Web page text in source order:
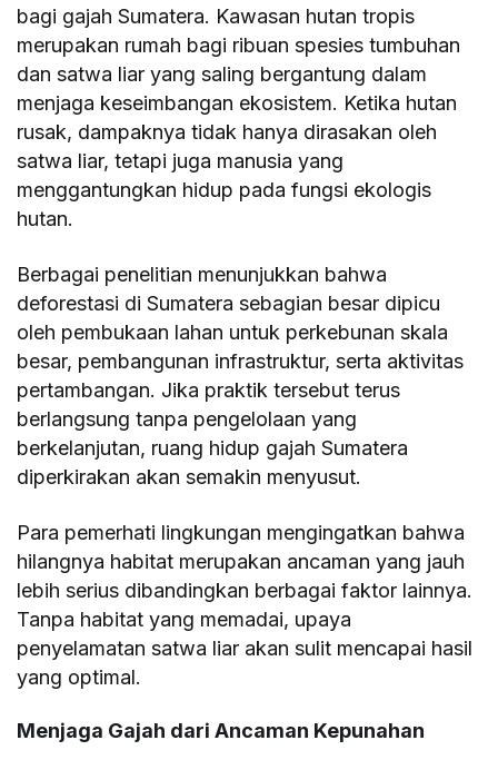
bagi gajah Sumatera. Kawasan hutan tropis
merupakan rumah bagi ribuan spesies tumbuhan
dan satwa liar yang saling bergantung dalam
menjaga keseimbangan ekosistem. Ketika hutan
rusak, dampaknya tidak hanya dirasakan oleh
satwa liar, tetapi juga manusia yang
menggantungkan hidup pada fungsi ekologis
hutan.
Berbagai penelitian menunjukkan bahwa
deforestasi di Sumatera sebagian besar dipicu
oleh pembukaan lahan untuk perkebunan skala
besar, pembangunan infrastruktur, serta aktivitas
pertambangan. Jika praktik tersebut terus
berlangsung tanpa pengelolaan yang
berkelanjutan, ruang hidup gajah Sumatera
diperkirakan akan semakin menyusut.
Para pemerhati lingkungan mengingatkan bahwa
hilangnya habitat merupakan ancaman yang jauh
lebih serius dibandingkan berbagai faktor lainnya.
Tanpa habitat yang memadai, upaya
penyelamatan satwa liar akan sulit mencapai hasil
yang optimal.
Menjaga Gajah dari Ancaman Kepunahan